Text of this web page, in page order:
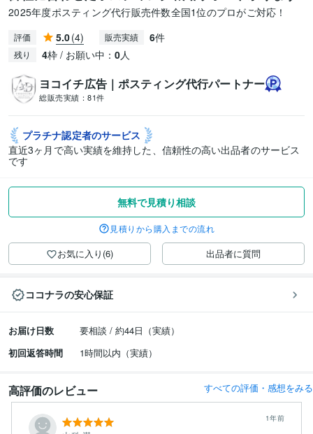
2025年度ポスティング代行販売件数全国1位のプロがご対応！
評価 5.0(4) 販売実績 6件
残り 4枠 / お願い中： 0人
ヨコイチ広告｜ポスティング代行パートナー
総販売実績： 81件
プラチナ認定者のサービス
直近3ヶ月で高い実績を維持した、信頼性の高い出品者のサービス
です
無料で見積り相談
見積りから購入までの流れ
お気に入り(6) 出品者に質問
ココナラの安心保証
お届け日数
要相談 / 約44日（実績）
初回返答時間
1時間以内（実績）
高評価のレビュー すべての評価・感想をみる
1年前